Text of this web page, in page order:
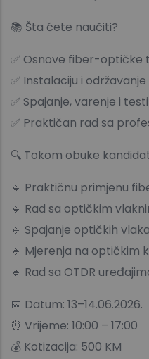
📚 Šta ćete naučiti?
✅ Osnove fiber-optičke
✅ Instalaciju i
✅ Spajanje, varenje i
✅ Praktičan rad sa
🔍 Tokom obuke
🔹 Praktičnu primjenu
🔹 Rad sa optičkim
🔹 Spajanje optičkih
🔹 Mjerenja na optičkim
🔹 Rad sa OTDR
📅 Datum: 13–14.06.2026.
⏰ Vrijeme: 10:00 – 17:00
💰 Kotizacija: 500 KM